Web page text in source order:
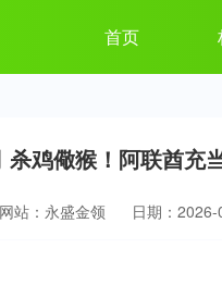
首页
鸡儆猴！阿联酋充
网站：永盛金领 日期：